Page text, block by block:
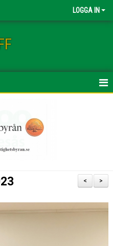
LOGGA IN
>
<